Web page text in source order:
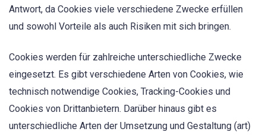
Antwort, da Cookies viele verschiedene Zwecke erfüllen
und sowohl Vorteile als auch Risiken mit sich bringen.
Cookies werden für zahlreiche unterschiedliche Zwecke
eingesetzt. Es gibt verschiedene Arten von Cookies, wie
technisch notwendige Cookies, Tracking-Cookies und
Cookies von Drittanbietern. Darüber hinaus gibt es
unterschiedliche Arten der Umsetzung und Gestaltung (art)